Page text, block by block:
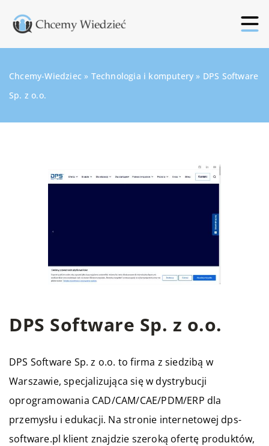
Chcemy-Wiedziec » Technologia i komputery » DPS Software
Sp. z o.o.
DPS Software Sp. z o.o.
DPS Software Sp. z o.o. to firma z siedzibą w
Warszawie, specjalizująca się w dystrybucji
oprogramowania CAD/CAM/CAE/PDM/ERP dla
przemysłu i edukacji. Na stronie internetowej dps-
software.pl klient znajdzie szeroką ofertę produktów,